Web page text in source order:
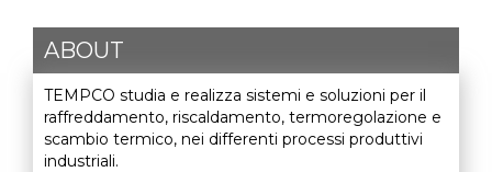
ABOUT
TEMPCO studia e realizza sistemi e soluzioni per il
raffreddamento, riscaldamento, termoregolazione e
scambio termico, nei differenti processi produttivi
industriali.